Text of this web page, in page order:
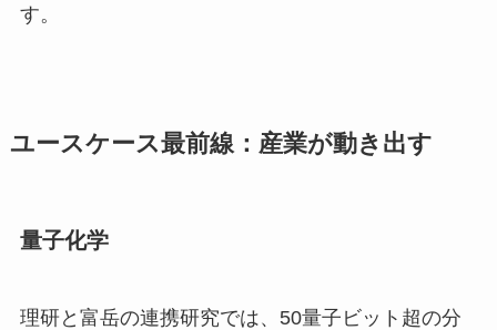
す。
ユースケース最前線：産業が動き出す
量子化学
理研と富岳の連携研究では、50量子ビット超の分